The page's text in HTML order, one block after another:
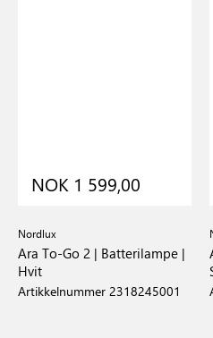
NOK 1 599,00
Nordlux
Ara To-Go 2 | Batterilampe |
Hvit
Artikkelnummer 2318245001